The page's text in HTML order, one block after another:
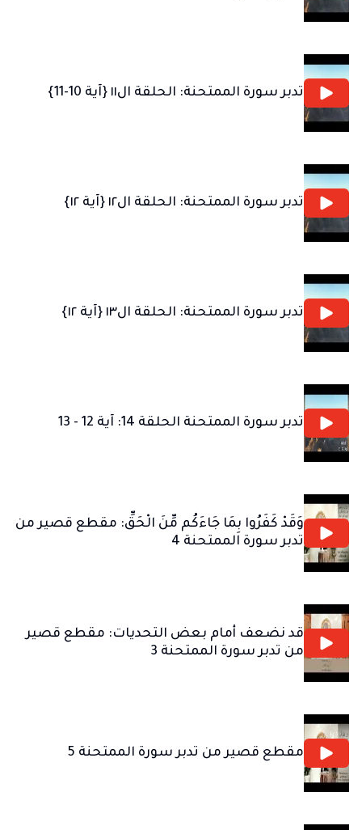
تدبر سورة الممتحنة: الحلقة ال١١ {آية 10-11}
تدبر سورة الممتحنة: الحلقة ال١٢ {آية ١٢}
تدبر سورة الممتحنة: الحلقة ال١٣ {آية ١٢}
تدبر سورة الممتحنة الحلقة 14: آية 12 - 13
وَقَدْ كَفَرُوا بِمَا جَاءَكُم مِّنَ الْحَقِّ: مقطع قصير من
تدبر سورة الممتحنة 4
قد نضعف أمام بعض التحديات: مقطع قصير
من تدبر سورة الممتحنة 3
مقطع قصير من تدبر سورة الممتحنة 5